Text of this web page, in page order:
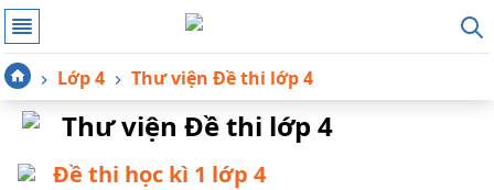
Lớp 4 Thư viện Đề thi lớp 4
Thư viện Đề thi lớp 4
Đề thi học kì 1 lớp 4